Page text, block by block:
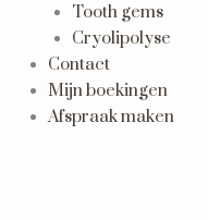
Tooth gems
Cryolipolyse
Contact
Mijn boekingen
Afspraak maken